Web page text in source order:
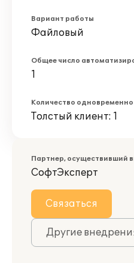
Вариант работы
Файловый
Общее число
1
Количество
Толстый клиент: 1
Партнер, осуществивший
СофтЭксперт
Связаться
Другие